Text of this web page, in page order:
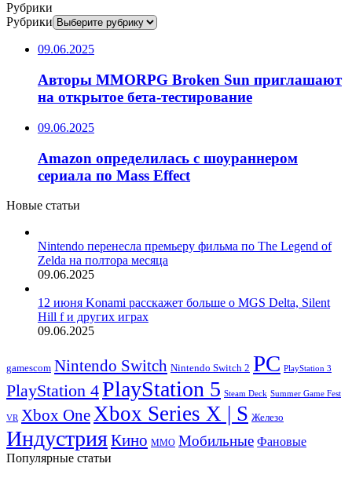
Рубрики
Рубрики
09.06.2025
Авторы MMORPG Broken Sun приглашают
на открытое бета-тестирование
09.06.2025
Amazon определилась с шоураннером
сериала по Mass Effect
Новые статьи
Nintendo перенесла премьеру фильма по The Legend of
Zelda на полтора месяца
09.06.2025
12 июня Konami расскажет больше о MGS Delta, Silent
Hill f и других играх
09.06.2025
gamescom Nintendo Switch Nintendo Switch 2 PC PlayStation 3
PlayStation 4PlayStation 5 Steam Deck Summer Game Fest
VR Xbox OneXbox Series X | S Железо
ИндустрияКино ММО Мобильные Фановые
Популярные статьи